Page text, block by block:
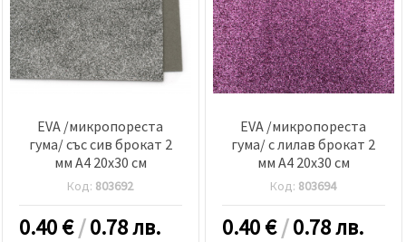
EVA /микропореста
гума/ със сив брокат 2
мм А4 20x30 см
Код: 803692
0.40€/0.78 лв.
EVA /микропореста
гума/ с лилав брокат 2
мм А4 20x30 см
Код: 803694
0.40€/0.78 лв.